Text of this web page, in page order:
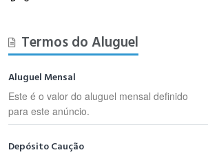
Termos do Aluguel
Aluguel Mensal
Este é o valor do aluguel mensal definido
para este anúncio.
Depósito Caução